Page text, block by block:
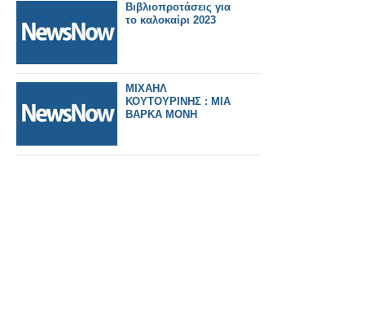
Βιβλιοπροτάσεις για
το καλοκαίρι 2023
ΜΙΧΑΗΛ
ΚΟΥΤΟΥΡΙΝΗΣ : ΜΙΑ
ΒΑΡΚΑ ΜΟΝΗ